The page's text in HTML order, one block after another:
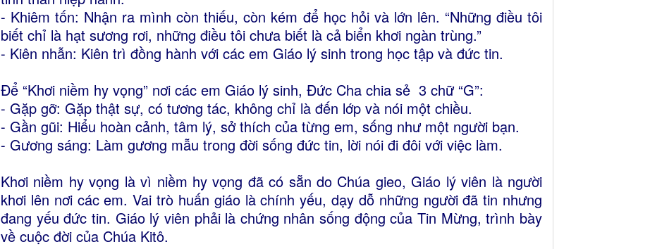
- Khiêm tốn: Nhận ra mình còn thiếu, còn kém để học hỏi và lớn lên. “Những điều tôi
biết chỉ là hạt sương rơi, những điều tôi chưa biết là cả biển khơi ngàn trùng.”
- Kiên nhẫn: Kiên trì đồng hành với các em Giáo lý sinh trong học tập và đức tin.
Để “Khơi niềm hy vọng” nơi các em Giáo lý sinh, Đức Cha chia sẻ 3 chữ “G”:
- Gặp gỡ: Gặp thật sự, có tương tác, không chỉ là đến lớp và nói một chiều.
- Gần gũi: Hiểu hoàn cảnh, tâm lý, sở thích của từng em, sống như một người bạn.
- Gương sáng: Làm gương mẫu trong đời sống đức tin, lời nói đi đôi với việc làm.
Khơi niềm hy vọng là vì niềm hy vọng đã có sẵn do Chúa gieo, Giáo lý viên là người
khơi lên nơi các em. Vai trò huấn giáo là chính yếu, dạy dỗ những người đã tin nhưng
đang yếu đức tin. Giáo lý viên phải là chứng nhân sống động của Tin Mừng, trình bày
về cuộc đời của Chúa Kitô.